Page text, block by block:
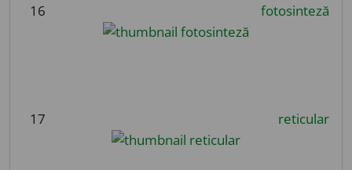
16 fotosinteză
17 reticular